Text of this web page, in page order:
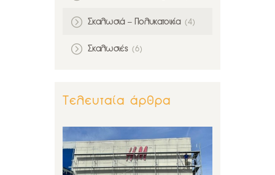
Σκαλωσιά – Πολυκατοικία (4)
Σκαλωσιές (6)
Τελευταία άρθρα